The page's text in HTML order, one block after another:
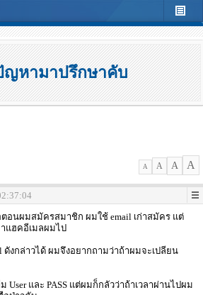
ญหามาปรึกษาคับ
A A A A
นผมสมัครสมาชิก ผมใช้ email เก่าสมัคร แต่
แฮคอีเมลผมไป
ดังกล่าวได้ ผมจึงอยากถามว่าถ้าผมจะเปลียน
และ PASS แต่ผมก็กลัวว่าถ้าเวลาผ่านไปผม